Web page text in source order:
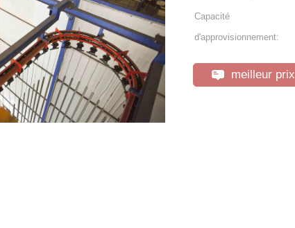
Capacité
d'approvisionnement:
meilleur prix